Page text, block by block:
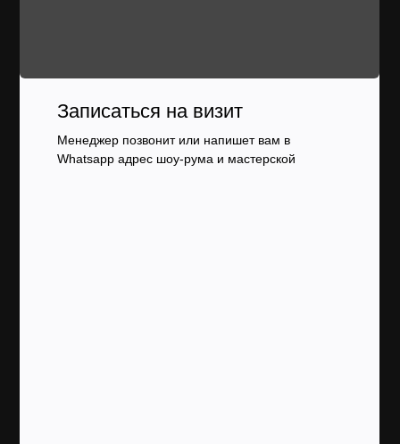
Записаться на визит
Менеджер позвонит или напишет вам в
Whatsapp адрес шоу-рума и мастерской